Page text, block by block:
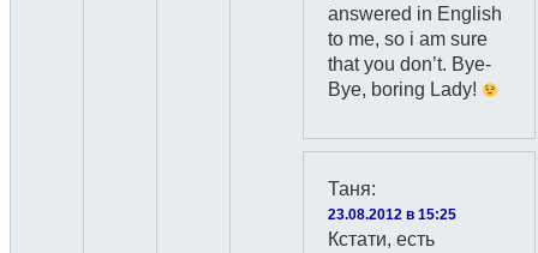
answered in English
to me, so i am sure
that you don’t. Bye-
Bye, boring Lady!
Таня:
23.08.2012 в 15:25
Кстати, есть